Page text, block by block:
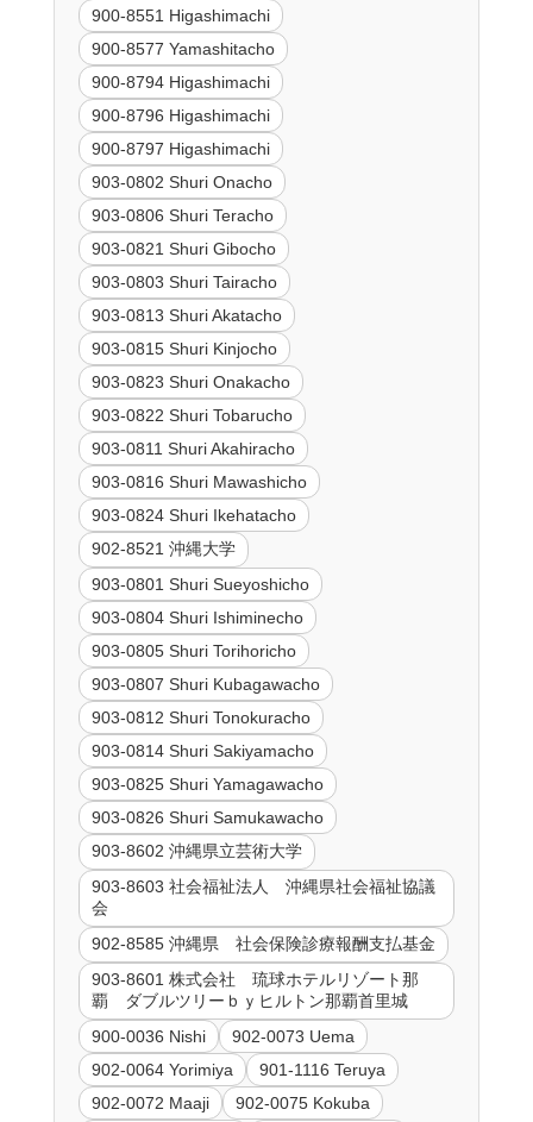
900-8551 Higashimachi
900-8577 Yamashitacho
900-8794 Higashimachi
900-8796 Higashimachi
900-8797 Higashimachi
903-0802 Shuri Onacho
903-0806 Shuri Teracho
903-0821 Shuri Gibocho
903-0803 Shuri Tairacho
903-0813 Shuri Akatacho
903-0815 Shuri Kinjocho
903-0823 Shuri Onakacho
903-0822 Shuri Tobarucho
903-0811 Shuri Akahiracho
903-0816 Shuri Mawashicho
903-0824 Shuri Ikehatacho
902-8521 沖縄大学
903-0801 Shuri Sueyoshicho
903-0804 Shuri Ishiminecho
903-0805 Shuri Torihoricho
903-0807 Shuri Kubagawacho
903-0812 Shuri Tonokuracho
903-0814 Shuri Sakiyamacho
903-0825 Shuri Yamagawacho
903-0826 Shuri Samukawacho
903-8602 沖縄県立芸術大学
903-8603 社会福祉法人 沖縄県社会福祉協議
会
902-8585 沖縄県 社会保険診療報酬支払基金
903-8601 株式会社 琉球ホテルリゾート那
覇 ダブルツリーｂｙヒルトン那覇首里城
900-0036 Nishi
902-0073 Uema
902-0064 Yorimiya
901-1116 Teruya
902-0072 Maaji
902-0075 Kokuba